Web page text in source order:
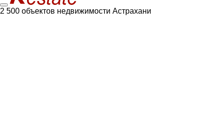
2 500 объектов недвижимости Астрахани